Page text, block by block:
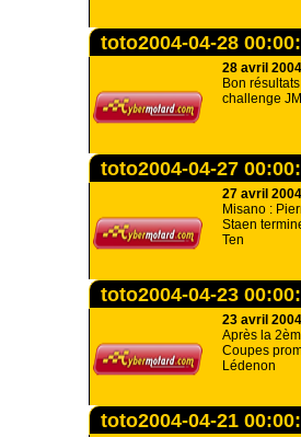
toto2004-04-28
28 avril 2004
Bon
challenge
toto2004-04-27
27 avril 2004
Misano :
Staen
Ten
toto2004-04-23
23 avril 2004
Après la
Coupes
Lédenon
toto2004-04-21